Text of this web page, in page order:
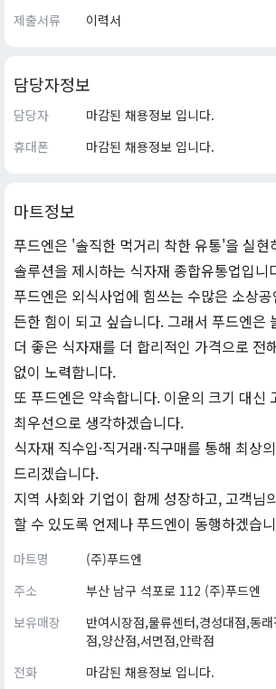
제출서류
이력서
담당자정보
담당자
마감된 채용정보 입니다.
휴대폰
마감된 채용정보 입니다.
마트정보
푸드엔은 '솔직한 먹거리 착한 유통'을 실현
솔루션을 제시하는 식자재 종합유통업입니
푸드엔은 외식사업에 힘쓰는 수많은 소상
든한 힘이 되고 싶습니다. 그래서 푸드엔은
더 좋은 식자재를 더 합리적인 가격으로 전
없이 노력합니다.
또 푸드엔은 약속합니다. 이윤의 크기 대신
최우선으로 생각하겠습니다.
식자재 직수입·직거래·직구매를 통해 최상
드리겠습니다.
지역 사회와 기업이 함께 성장하고, 고객님
할 수 있도록 언제나 푸드엔이 동행하겠습
마트명
(주)푸드엔
주소
부산 남구 석포로 112 (주)푸드엔
보유매장
반여시장점,물류센터,경성대점,동
점,양산점,서면점,안락점
전화
마감된 채용정보 입니다.